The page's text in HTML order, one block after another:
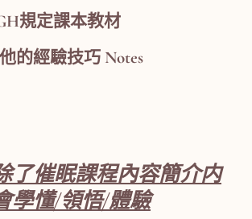
規定課本教材
的經驗技巧 Notes
了催眠課程內容簡介内
學懂/領悟/體驗